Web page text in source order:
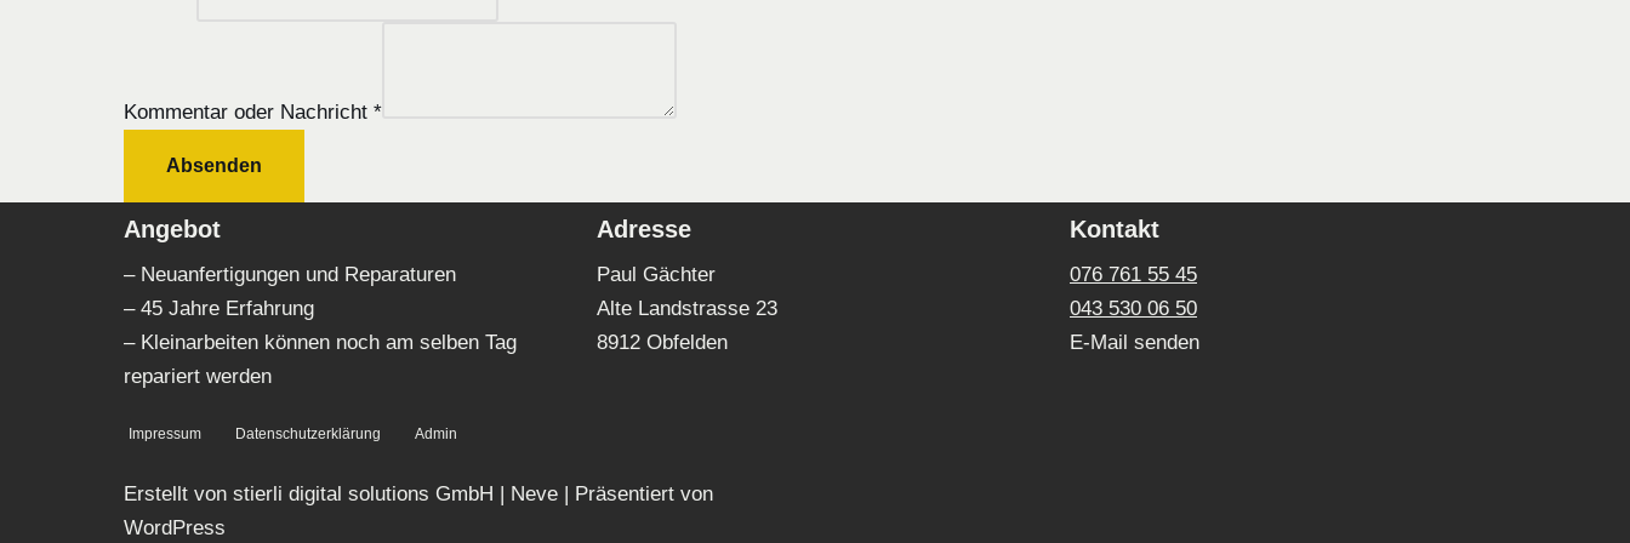
Kommentar oder Nachricht *
Absenden
Angebot
– Neuanfertigungen und Reparaturen
– 45 Jahre Erfahrung
– Kleinarbeiten können noch am selben Tag
repariert werden
Adresse
Paul Gächter
Alte Landstrasse 23
8912 Obfelden
Kontakt
076 761 55 45
043 530 06 50
E-Mail senden
Impressum Datenschutzerklärung Admin
Erstellt von stierli digital solutions GmbH Neve | Präsentiert von
WordPress